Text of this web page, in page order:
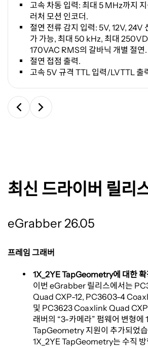
고속 차동 입력: 최대 5 MHz까지
러처 모션 인코더.
절연 전류 감지 입력: 5V, 12V, 24V
가 가능, 최대 50 kHz, 최대
170VAC RMS의 갈바닉 개별 절연.
절연 접점 출력.
고속 5V 규격 TTL 입력/LVTTL출
최신 드라이버 릴리
eGrabber 26.05
프레임 그래버
1X_2YE TapGeometry에 대한 확
이번 eGrabber 릴리스에서는
Quad CXP-12, PC3603-4
및 PC3623 Coaxlink Quad
래버의 “3-카메라” 펌웨어 변형에
TapGeometry 지원이 추가되었
1X_2YE TapGeometry는 수직 방